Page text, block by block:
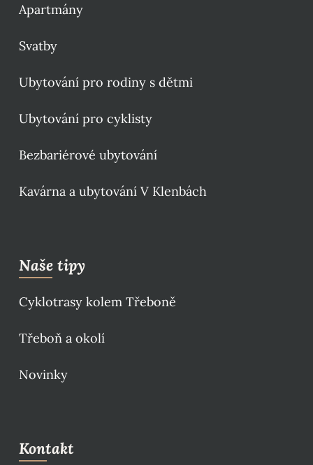
Apartmány
Svatby
Ubytování pro rodiny s dětmi
Ubytování pro cyklisty
Bezbariérové ubytování
Kavárna a ubytování V Klenbách
Naše tipy
Cyklotrasy kolem Třeboně
Třeboň a okolí
Novinky
Kontakt